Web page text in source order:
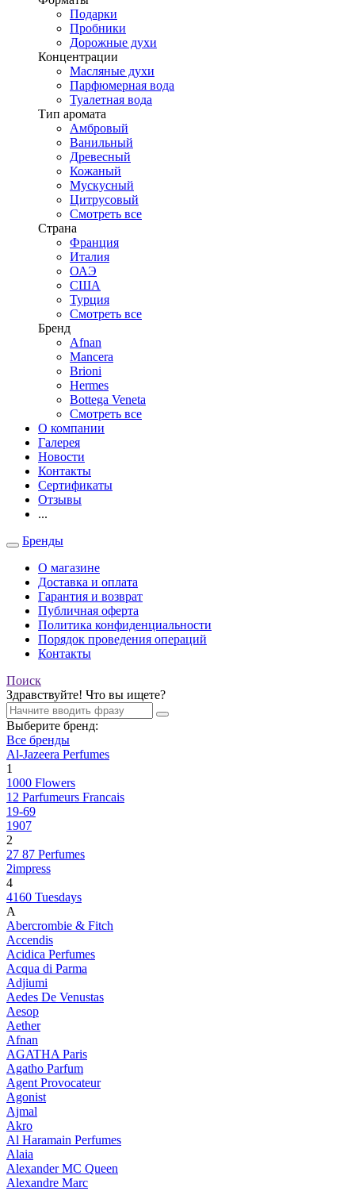
Подарки
Пробники
Дорожные духи
Концентрации
Масляные духи
Парфюмерная вода
Туалетная вода
Тип аромата
Амбровый
Ванильный
Древесный
Кожаный
Мускусный
Цитрусовый
Смотреть все
Страна
Франция
Италия
ОАЭ
США
Турция
Смотреть все
Бренд
Afnan
Mancera
Brioni
Hermes
Bottega Veneta
Смотреть все
О компании
Галерея
Новости
Контакты
Сертификаты
Отзывы
...
Бренды
О магазине
Доставка и оплата
Гарантия и возврат
Публичная оферта
Политика конфиденциальности
Порядок проведения операций
Контакты
Поиск
Здравствуйте! Что вы ищете?
Выберите бренд:
Все бренды
Al-Jazeera Perfumes
1
1000 Flowers
12 Parfumeurs Francais
19-69
1907
2
27 87 Perfumes
2impress
4
4160 Tuesdays
A
Abercrombie & Fitch
Accendis
Acidica Perfumes
Acqua di Parma
Adjiumi
Aedes De Venustas
Aesop
Aether
Afnan
AGATHA Paris
Agatho Parfum
Agent Provocateur
Agonist
Ajmal
Akro
Al Haramain Perfumes
Alaia
Alexander MC Queen
Alexandre Marc